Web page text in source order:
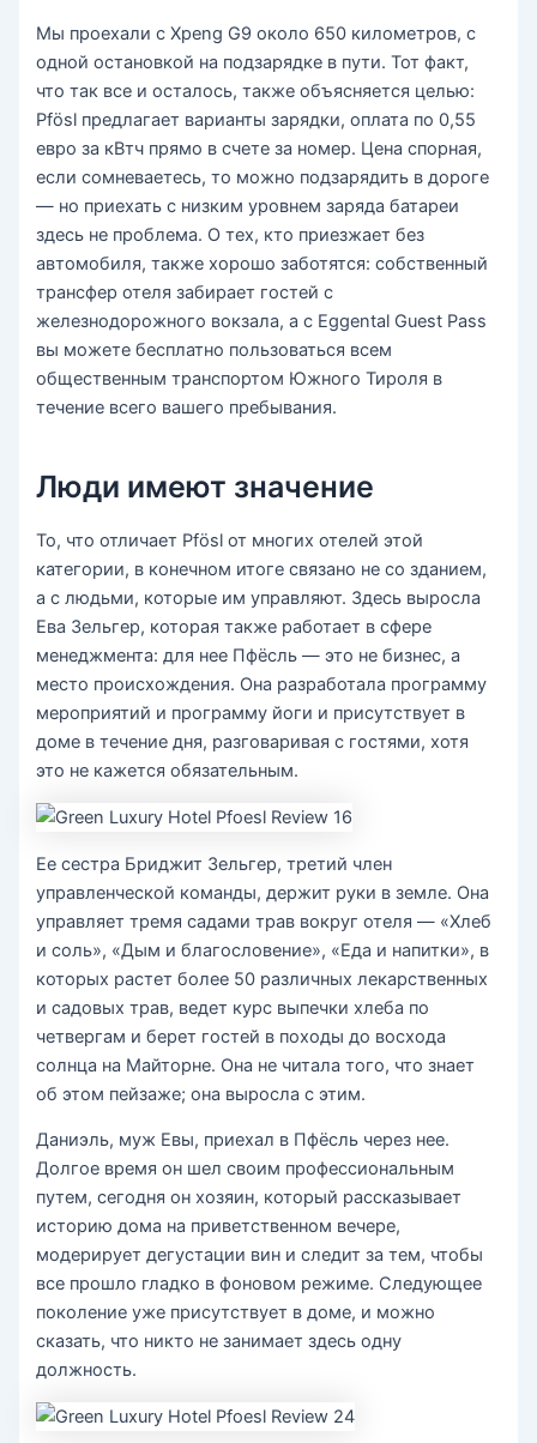
Мы проехали с Xpeng G9 около 650 километров, с
одной остановкой на подзарядке в пути. Тот факт,
что так все и осталось, также объясняется целью:
Pfösl предлагает варианты зарядки, оплата по 0,55
евро за кВтч прямо в счете за номер. Цена спорная,
если сомневаетесь, то можно подзарядить в дороге
— но приехать с низким уровнем заряда батареи
здесь не проблема. О тех, кто приезжает без
автомобиля, также хорошо заботятся: собственный
трансфер отеля забирает гостей с
железнодорожного вокзала, а с Eggental Guest Pass
вы можете бесплатно пользоваться всем
общественным транспортом Южного Тироля в
течение всего вашего пребывания.
Люди имеют значение
То, что отличает Pfösl от многих отелей этой
категории, в конечном итоге связано не со зданием,
а с людьми, которые им управляют. Здесь выросла
Ева Зельгер, которая также работает в сфере
менеджмента: для нее Пфёсль — это не бизнес, а
место происхождения. Она разработала программу
мероприятий и программу йоги и присутствует в
доме в течение дня, разговаривая с гостями, хотя
это не кажется обязательным.
Ее сестра Бриджит Зельгер, третий член
управленческой команды, держит руки в земле. Она
управляет тремя садами трав вокруг отеля — «Хлеб
и соль», «Дым и благословение», «Еда и напитки», в
которых растет более 50 различных лекарственных
и садовых трав, ведет курс выпечки хлеба по
четвергам и берет гостей в походы до восхода
солнца на Майторне. Она не читала того, что знает
об этом пейзаже; она выросла с этим.
Даниэль, муж Евы, приехал в Пфёсль через нее.
Долгое время он шел своим профессиональным
путем, сегодня он хозяин, который рассказывает
историю дома на приветственном вечере,
модерирует дегустации вин и следит за тем, чтобы
все прошло гладко в фоновом режиме. Следующее
поколение уже присутствует в доме, и можно
сказать, что никто не занимает здесь одну
должность.